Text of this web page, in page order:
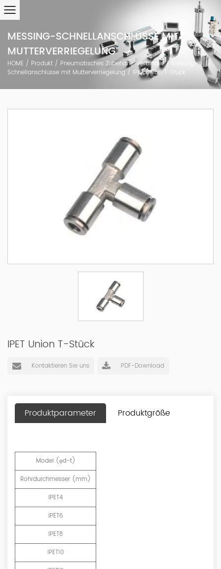
MESSING-SCHNELLANSCHLÜSSE MIT
MUTTERVERRIEGELUNG
HOME / Produkt / Pneumatisches Zubehör/Verbinder/ Messing-
Schnellanschlüsse mit Mutterverriegelung / IPET Union T-Stück
IPET Union T-Stück
Kontaktieren Sie uns PDF-Download
Produktparameter Produktgröße
Model (φd-t)
Rohrdurchmesser (mm)
IPET4
IPET6
IPET8
IPET10